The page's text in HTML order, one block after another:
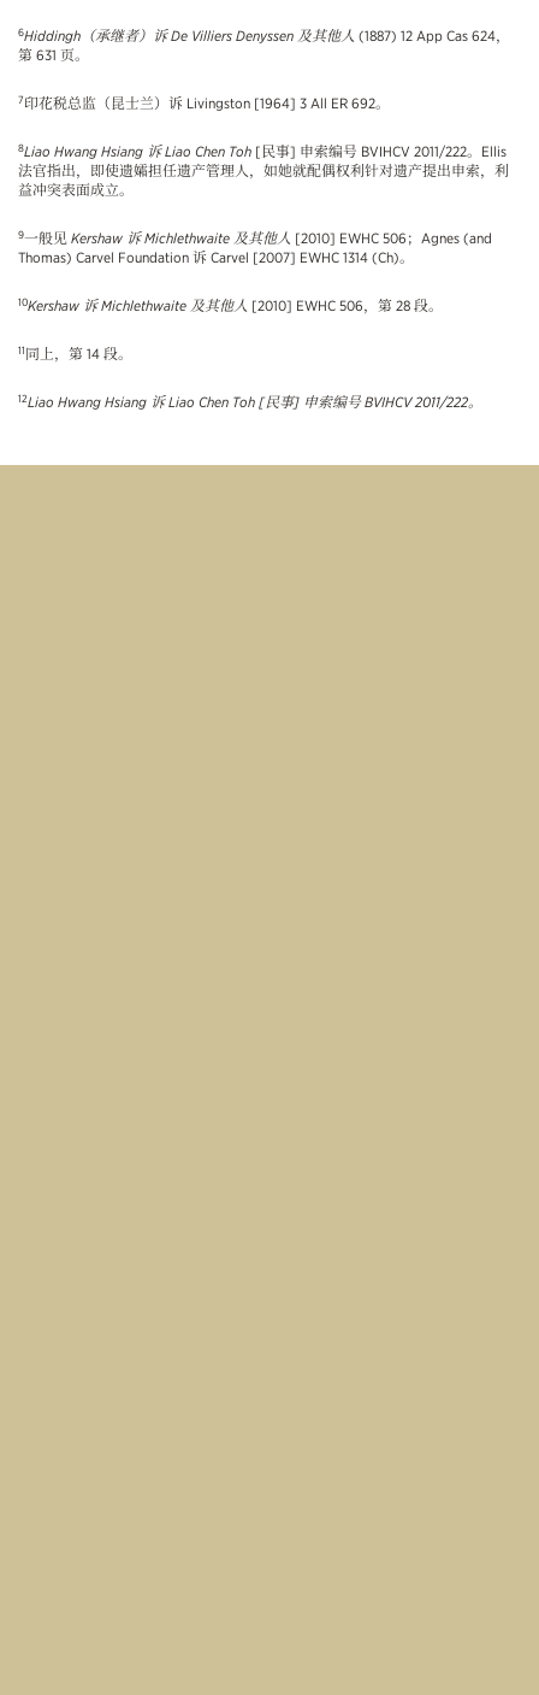
6Hiddingh（承继者）诉 De Villiers Denyssen 及其他人 (1887) 12 App Cas 624，
第 631 页。
7印花税总监（昆士兰）诉 Livingston [1964] 3 All ER 692。
8Liao Hwang Hsiang 诉 Liao Chen Toh [民事] 申索编号 BVIHCV 2011/222。Ellis
法官指出，即使遗孀担任遗产管理人，如她就配偶权利针对遗产提出申索，利
益冲突表面成立。
9一般见 Kershaw 诉 Michlethwaite 及其他人 [2010] EWHC 506；Agnes (and
Thomas) Carvel Foundation 诉 Carvel [2007] EWHC 1314 (Ch)。
10Kershaw 诉 Michlethwaite 及其他人 [2010] EWHC 506，第 28 段。
11 同上，第 14 段。
12Liao Hwang Hsiang 诉 Liao Chen Toh [民事] 申索编号 BVIHCV 2011/222。